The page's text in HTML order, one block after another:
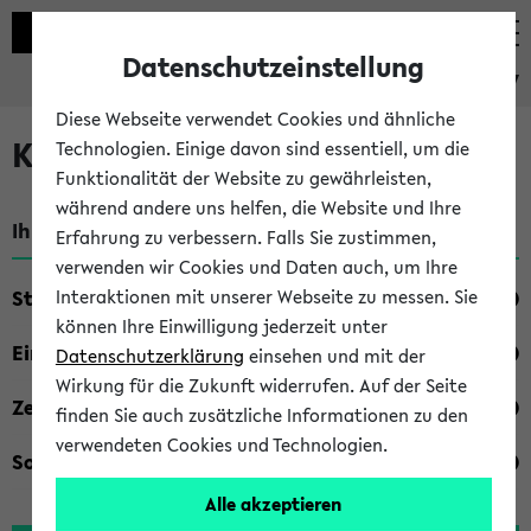
eKVV
Kombisuche im eKVV
Ihre Suchkriterien:
Studienfach
Einrichtung
Zeiten
Sonstiges
Datenschutzeinstellung
Diese Webseite verwendet Cookies und ähnliche
Technologien. Einige davon sind essentiell, um die
Funktionalität der Website zu gewährleisten,
während andere uns helfen, die Website und Ihre
Erfahrung zu verbessern. Falls Sie zustimmen,
verwenden wir Cookies und Daten auch, um Ihre
Interaktionen mit unserer Webseite zu messen. Sie
können Ihre Einwilligung jederzeit unter
Datenschutzerklärung einsehen und mit der
Wirkung für die Zukunft widerrufen. Auf der Seite
finden Sie auch zusätzliche Informationen zu den
verwendeten Cookies und Technologien.
Alle akzeptieren